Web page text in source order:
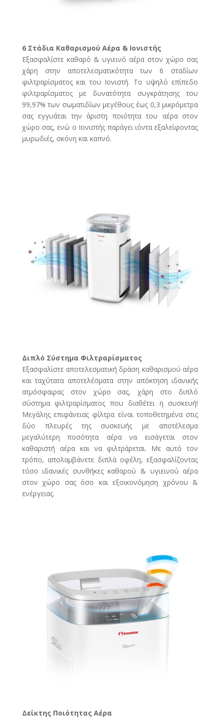
6 Στάδια Kαθαρισμού Aέρα & Ιονιστής
Εξασφαλίστε καθαρό & υγιεινό αέρα στον χώρο σας
χάρη στην αποτελεσματικότητα των 6 σταδίων
φιλτραρίσματος και του Ιονιστή. Το υψηλό επίπεδο
φιλτραρίσματος με δυνατότητα συγκράτησης του
99,97% των σωματιδίων μεγέθους έως 0,3 μικρόμετρα
σας εγγυάται την άριστη ποιότητα του αέρα στον
χώρο σας, ενώ ο Ιονιστής παράγει ιόντα εξαλείφοντας
μυρωδιές, σκόνη και καπνό.
Διπλό Σύστημα Φιλτραρίσματος
Εξασφαλίστε αποτελεσματική δράση καθαρισμού αέρα
και ταχύτατα αποτελέσματα στην απόκτηση ιδανικής
ατμόσφαιρας στον χώρο σας, χάρη στο διπλό
σύστημα φιλτραρίσματος που διαθέτει η συσκευή!
Μεγάλης επιφάνειας φίλτρα είναι τοποθετημένα στις
δύο πλευρές της συσκευής με αποτέλεσμα
μεγαλύτερη ποσότητα αέρα να εισάγεται στον
καθαριστή αέρα και να φιλτράρεται. Με αυτό τον
τρόπο, απολαμβάνετε διπλά οφέλη, εξασφαλίζοντας
τόσο ιδανικές συνθήκες καθαρού & υγιεινού αέρα
στον χώρο σας όσο και εξοικονόμηση χρόνου &
ενέργειας.
Δείκτης Ποιότητας Αέρα